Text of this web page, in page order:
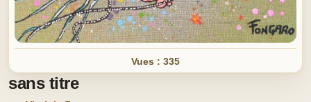
Vues : 335
sans titre